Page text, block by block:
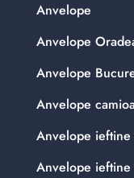
Anvelope
Anvelope
Anvelope
Anvelope
Anvelope ieftine
Anvelope ieftine